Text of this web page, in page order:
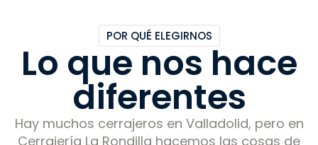
POR QUÉ ELEGIRNOS
Lo que nos hace
diferentes
Hay muchos cerrajeros en Valladolid, pero en
Cerrajería La Rondilla hacemos las cosas de